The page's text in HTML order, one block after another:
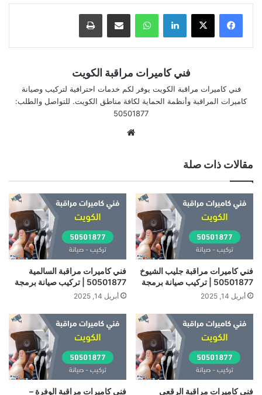
لينكدإن واتساب مشاركة بالبريد الإلكترونيطباعة
فني كاميرات مراقبة الكويت
فني كاميرات مراقبة الكويت يوفر لكم خدمات احترافية لتركيب وصيانة
كاميرات المراقبة وأنظمة الحماية لكافة مناطق الكويت. للتواصل والطلب:
50501877
مقالات ذات صلة
فني كاميرات مراقبة جليب الشيوخ
50501877 | تركيب صيانة برمجة
أبريل 14, 2025
فني كاميرات مراقبة السالمية
50501877 | تركيب صيانة برمجة
أبريل 14, 2025
فني كاميرات مراقبة الرقعي
فني كاميرات مراقبة الوفرة –